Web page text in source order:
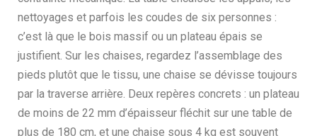
nettoyages et parfois les coudes de six personnes :
c’est là que le bois massif ou un plateau épais se
justifient. Sur les chaises, regardez l’assemblage des
pieds plutôt que le tissu, une chaise se dévisse toujours
par la traverse arrière. Deux repères concrets : un plateau
de moins de 22 mm d’épaisseur fléchit sur une table de
plus de 180 cm, et une chaise sous 4 kg est souvent